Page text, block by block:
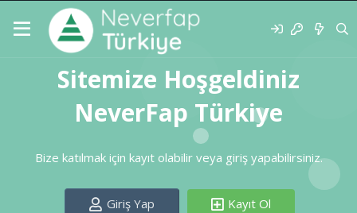
Sitemize Hoşgeldiniz
NeverFap Türkiye
Bize katılmak için kayıt olabilir veya giriş yapabilirsiniz.
Giriş Yap Kayıt Ol